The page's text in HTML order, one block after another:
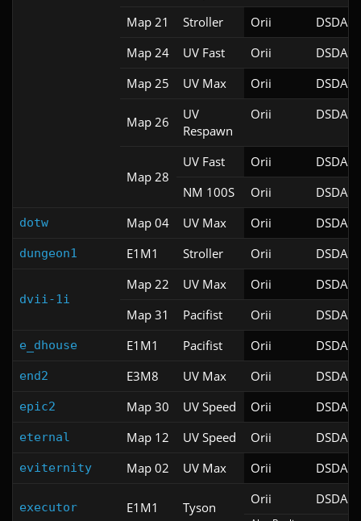
Map 21 Stroller Orii
DSDA-
Map 24
UV Fast Orii
DSDA-
Map 25
UV Max Orii DSDA-
Map 26
UV
Respawn
Orii DSDA-
Map 28
UV Fast Orii
DSDA-
NM 100S
Orii DSDA-
dotw Map 04 UV Max Orii DSDA-
dungeon1 E1M1 Stroller Orii DSDA-
dvii-1i
Map 22 UV Max Orii
DSDA-
Map 31
Pacifist Orii DSDA-
e_dhouse E1M1 Pacifist Orii DSDA-
end2 E3M8 UV Max Orii DSDA-
epic2 Map 30 UV Speed Orii DSDA-
eternal Map 12 UV Speed Orii DSDA-
eviternity Map 02 UV Max Orii DSDA-
executor E1M1 Tyson
Orii DSDA-